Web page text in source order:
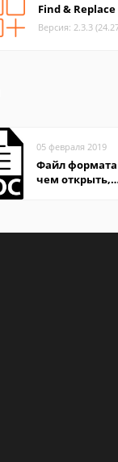
Find &
Версия: 2.3.3
05 февраля 2019
Файл формата
чем открыть,